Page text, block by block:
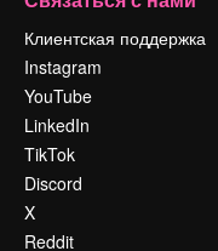
Клиентская поддержка
Instagram
YouTube
LinkedIn
TikTok
Discord
X
Reddit